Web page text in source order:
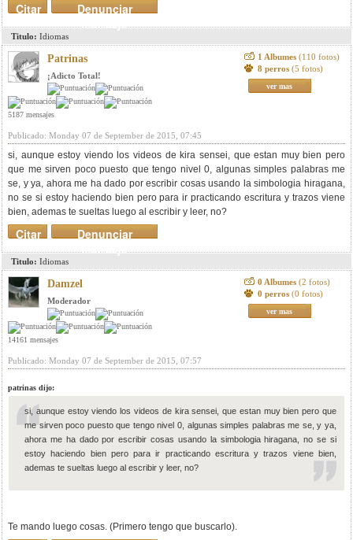
Denunciar
mensaje
Citar
Titulo: Idiomas
Patrinas
¡Adicto Total!
5187 mensajes
1 Albumes (110 fotos)
8 perros (5 fotos)
ver mas
Publicado: Monday 07 de September de 2015, 07:45
si, aunque estoy viendo los videos de kira sensei, que estan muy bien pero
que me sirven poco puesto que tengo nivel 0, algunas simples palabras me
se, y ya, ahora me ha dado por escribir cosas usando la simbologia hiragana,
no se si estoy haciendo bien pero para ir practicando escritura y trazos viene
bien, ademas te sueltas luego al escribir y leer, no?
Denunciar
mensaje
Citar
Titulo: Idiomas
Damzel
Moderador
14161 mensajes
0 Albumes (2 fotos)
0 perros (0 fotos)
ver mas
Publicado: Monday 07 de September de 2015, 07:57
patrinas dijo:
si, aunque estoy viendo los videos de kira sensei, que estan muy bien pero que
me sirven poco puesto que tengo nivel 0, algunas simples palabras me se, y ya,
ahora me ha dado por escribir cosas usando la simbologia hiragana, no se si
estoy haciendo bien pero para ir practicando escritura y trazos viene bien,
ademas te sueltas luego al escribir y leer, no?
Te mando luego cosas. (Primero tengo que buscarlo).